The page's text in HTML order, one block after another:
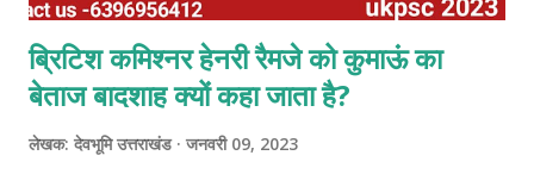
ब्रिटिश कमिश्नर हेनरी रैमजे को कुमाऊं का
बेताज बादशाह क्यों कहा जाता है?
लेखक: देवभूमि उत्तराखंड जनवरी 09, 2023